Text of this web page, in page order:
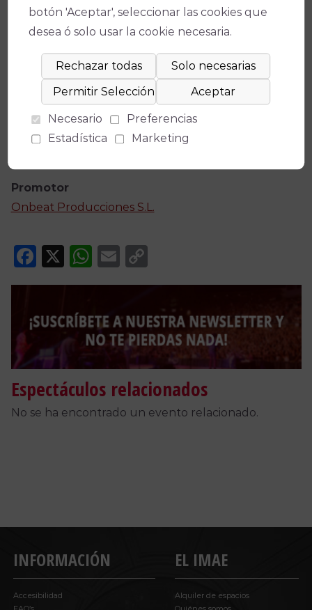
Fecha(s)
Duración
90 minutos
Precio
Promotor
Onbeat Producciones S.L.
Facebook
X WhatsApp
Email
Link
Espectáculos relacionados
No se ha encontrado un evento relacionado.
INFORMACIÓN
Accesibilidad
EL IMAE
Alquiler de espacios
botón 'Aceptar', seleccionar las cookies que
desea ó solo usar la cookie necesaria.
Necesario
Preferencias
Estadística
Marketing